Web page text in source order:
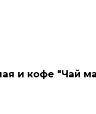
и кофе "Чай